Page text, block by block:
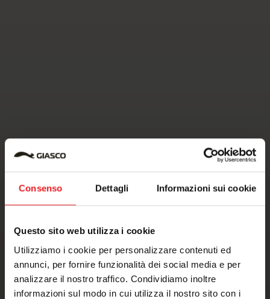
Consenso Dettagli Informazioni sui cookie
Questo sito web utilizza i cookie
Utilizziamo i cookie per personalizzare contenuti ed
annunci, per fornire funzionalità dei social media e per
analizzare il nostro traffico. Condividiamo inoltre
informazioni sul modo in cui utilizza il nostro sito con i